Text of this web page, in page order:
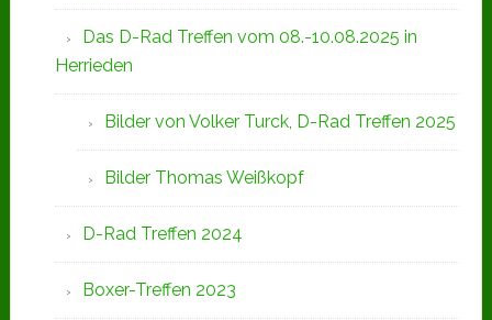
Das D-Rad Treffen vom 08.-10.08.2025 in
Herrieden
Bilder von Volker Turck, D-Rad Treffen 2025
Bilder Thomas Weißkopf
D-Rad Treffen 2024
Boxer-Treffen 2023